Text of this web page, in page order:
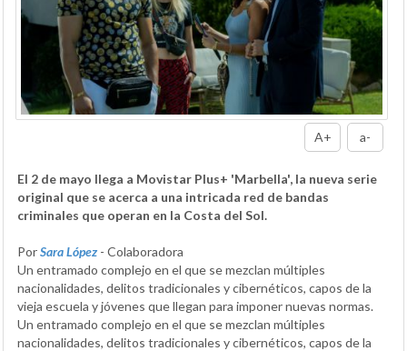
A+ a-
El 2 de mayo llega a Movistar Plus+ 'Marbella', la nueva serie
original que se acerca a una intricada red de bandas
criminales que operan en la Costa del Sol.
PorSara López - Colaboradora
Un entramado complejo en el que se mezclan múltiples
nacionalidades, delitos tradicionales y cibernéticos, capos de la
vieja escuela y jóvenes que llegan para imponer nuevas normas.
Un entramado complejo en el que se mezclan múltiples
nacionalidades, delitos tradicionales y cibernéticos, capos de la